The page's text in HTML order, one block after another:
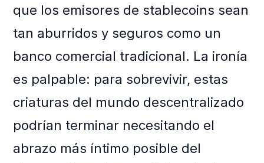
que los emisores de stablecoins sean
tan aburridos y seguros como un
banco comercial tradicional. La ironía
es palpable: para sobrevivir, estas
criaturas del mundo descentralizado
podrían terminar necesitando el
abrazo más íntimo posible del